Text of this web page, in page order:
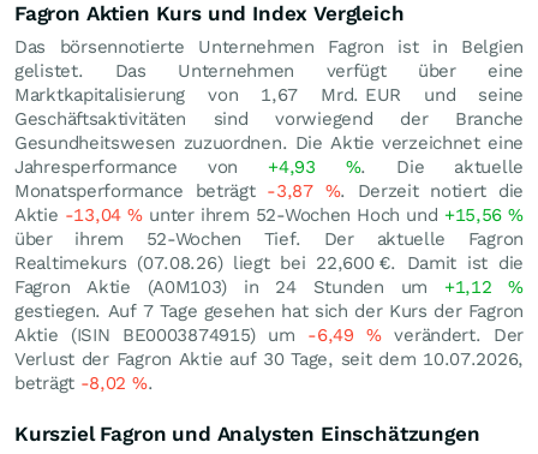
Fagron Aktien Kurs und Index Vergleich
Das börsennotierte Unternehmen Fagron ist in Belgien
gelistet. Das Unternehmen verfügt über eine
Marktkapitalisierung von 1,67 Mrd. EUR und seine
Geschäftsaktivitäten sind vorwiegend der Branche
Gesundheitswesen zuzuordnen. Die Aktie verzeichnet eine
Jahresperformance von +4,93 %. Die aktuelle
Monatsperformance beträgt -3,87 %. Derzeit notiert die
Aktie -13,04%unter ihrem 52-Wochen Hoch und +15,56%
über ihrem 52-Wochen Tief. Der aktuelle Fagron
Realtimekurs (07.08.26) liegt bei 22,600 €. Damit ist die
Fagron Aktie (A0M103) in 24 Stunden um +1,12%
gestiegen. Auf 7 Tage gesehen hat sich der Kurs der Fagron
Aktie (ISIN BE0003874915) um -6,49% verändert. Der
Verlust der Fagron Aktie auf 30 Tage, seit dem 10.07.2026,
beträgt -8,02 %.
Kursziel Fagron und Analysten Einschätzungen